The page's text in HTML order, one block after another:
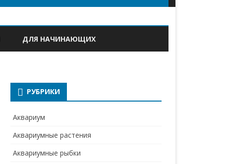
ДЛЯ НАЧИНАЮЩИХ
РУБРИКИ
Аквариум
Аквариумные растения
Аквариумные рыбки